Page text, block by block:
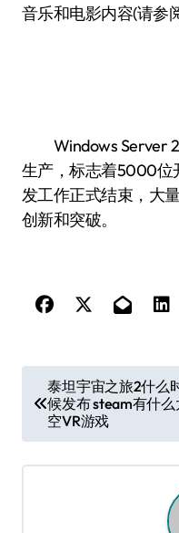
音乐和电影内容(请参
Windows Server
生产，标志着5000位
发工作正式结束，大
创新和突破。
章
导
航
泰坦宇宙之旅2什么
候发布 steam有什么
空VR游戏